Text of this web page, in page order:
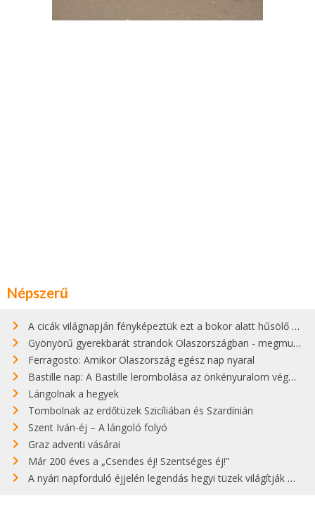
Népszerű
A cicák világnapján fényképeztük ezt a bokor alatt hűsölő cicát Kisorosziban
Gyönyörű gyerekbarát strandok Olaszországban - megmutatjuk a 15 legjobbat
Ferragosto: Amikor Olaszország egész nap nyaral
Bastille nap: A Bastille lerombolása az önkényuralom végét jelentette
Lángolnak a hegyek
Tombolnak az erdőtüzek Szicíliában és Szardínián
Szent Iván-éj – A lángoló folyó
Graz adventi vásárai
Már 200 éves a „Csendes éj! Szentséges éj!”
A nyári napforduló éjjelén legendás hegyi tüzek világítják meg Zugspitzét